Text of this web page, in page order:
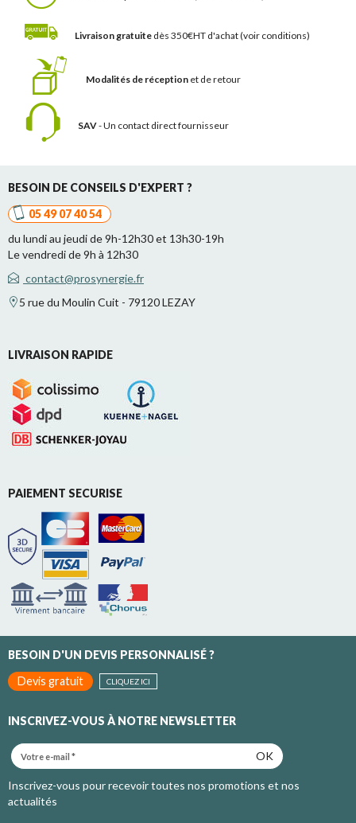
Livraison gratuite dès 350€HT d'achat(voir conditions)
Modalités de réception et de retour
SAV- Un contact direct fournisseur
BESOIN DE CONSEILS D'EXPERT ?
05 49 07 40 54
du lundi au jeudi de 9h-12h30 et 13h30-19h
Le vendredi de 9h à 12h30
contact@prosynergie.fr
5 rue du Moulin Cuit - 79120 LEZAY
LIVRAISON RAPIDE
PAIEMENT SECURISE
BESOIN D'UN DEVIS PERSONNALISÉ ?
Devis gratuit
CLIQUEZ ICI
INSCRIVEZ-VOUS À NOTRE NEWSLETTER
OK
Inscrivez-vous pour recevoir toutes nos promotions et nos
actualités